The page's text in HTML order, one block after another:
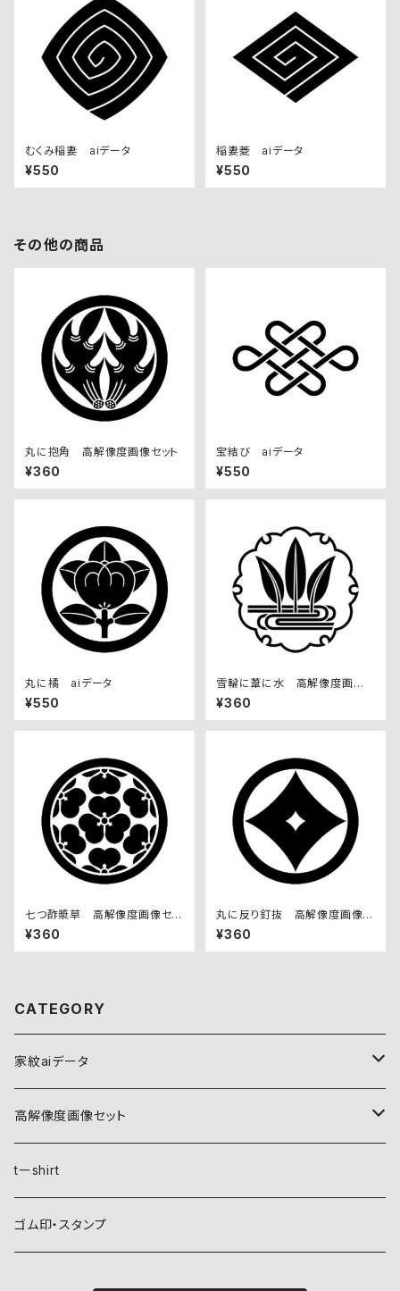
むくみ稲妻 aiデータ
¥550
稲妻菱 aiデータ
¥550
その他の商品
丸に抱角 高解像度画像セット
¥360
宝結び aiデータ
¥550
丸に橘 aiデータ
¥550
雪輪に葦に水 高解像度画像
セット
¥360
七つ酢漿草 高解像度画像セッ
ト
¥360
丸に反り釘抜 高解像度画像セ
ット
¥360
CATEGORY
家紋aiデータ
自然紋
稲妻
霞
植物紋
葵
動物紋
高解像度画像セット
自然紋
稲妻
植物紋
tーshirt
ゴム印・スタンプ